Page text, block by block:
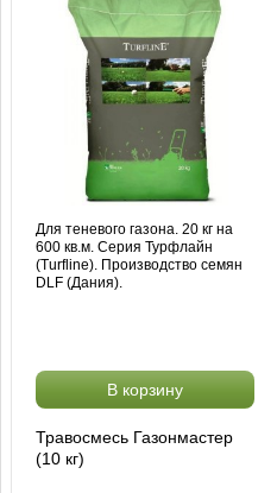
Для теневого газона. 20 кг на
600 кв.м. Серия Турфлайн
(Turfline). Производство семян
DLF (Дания).
В корзину
Травосмесь Газонмастер
(10 кг)